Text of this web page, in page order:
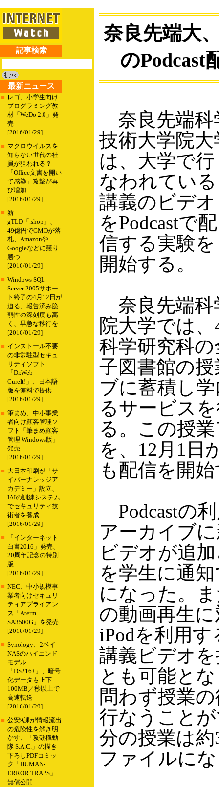
記事検索
最新ニュース
■ レゴ、小学生向け
プログラミング教
材「WeDo 2.0」発
売
[2016/01/29]
■ マクロウイルスを
知らない世代の社
員が狙われる？
「Office文書を開い
て感染」攻撃が再
び増加
[2016/01/29]
■ 新
gTLD「.shop」、
49億円でGMOが落
札、Amazonや
Googleなどに競り
勝つ
[2016/01/29]
■ Windows SQL
Server 2005サポー
ト終了の4月12日が
迫る、報告済み脆
弱性の深刻度も高
く、早急な移行を
[2016/01/29]
■ インストール不要
の非常駐型セキュ
リティソフト
「Dr.Web
CureIt!」、日本語
版を無料で提供
[2016/01/29]
■ 筆まめ、中小事業
者向け顧客管理ソ
フト「筆まめ顧客
管理 Windows版」
発売
[2016/01/29]
■ 大日本印刷が「サ
イバーナレッジア
カデミー」設立、
IAIの訓練システム
でセキュリティ技
術者を養成
[2016/01/29]
■
「インターネット
白書2016」発売、
20周年記念の特別
版
[2016/01/29]
■ NEC、中小規模事
業者向けセキュリ
ティアプライアン
ス「Aterm
SA3500G」を発売
[2016/01/29]
■ Synology、2ベイ
NASのハイエンド
モデル
「DS216+」、暗号
化データも上下
100MB／秒以上で
高速転送
[2016/01/29]
■ 公安9課が情報流出
の危険性を解き明
かす、「攻殻機動
隊 S.A.C.」の描き
下ろしPDFコミッ
ク「HUMAN-
ERROR TRAPS」
無償公開
奈良先端大
のPodcast
奈良先端科
技術大学院大
は、大学で行
なわれている
講義のビデオ
をPodcastで配
信する実験を
開始する。
奈良先端科
院大学では
科学研究科
子図書館の
ブに蓄積し
るサービス
る。この授
を、12月1日
も配信を開
Podcastの
アーカイブ
ビデオが追
を学生に通
になった。
の動画再生
iPodを利用
講義ビデオ
とも可能と
問わず授業
行なうこと
分の授業は
ファイルに